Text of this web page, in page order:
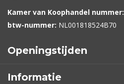
Kamer van Koophandel nummer:
btw-nummer: NL001818524B70
Openingstijden
Informatie